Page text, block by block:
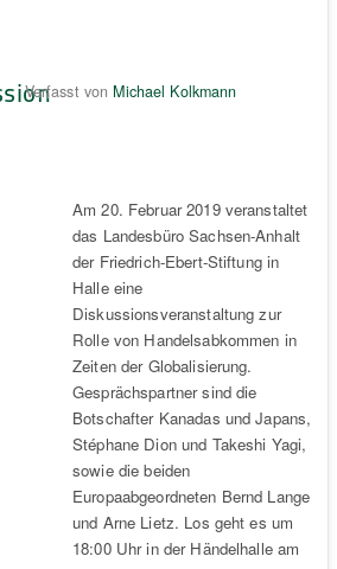
Verfasst von Michael Kolkmann
Am 20. Februar 2019 veranstaltet
das Landesbüro Sachsen-Anhalt
der Friedrich-Ebert-Stiftung in
Halle eine
Diskussionsveranstaltung zur
Rolle von Handelsabkommen in
Zeiten der Globalisierung.
Gesprächspartner sind die
Botschafter Kanadas und Japans,
Stéphane Dion und Takeshi Yagi,
sowie die beiden
Europaabgeordneten Bernd Lange
und Arne Lietz. Los geht es um
18:00 Uhr in der Händelhalle am